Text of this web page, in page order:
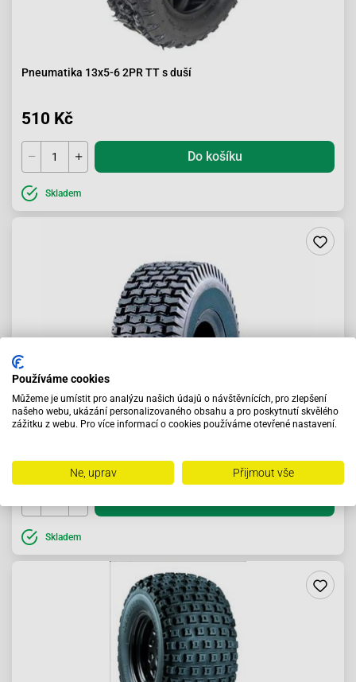
Pneumatika 13x5-6 2PR TT s duší
510 Kč
Do košíku
Skladem
Pneumatika 13x5-6 4PR S365
510 Kč
Skladem
Používáme cookies
Můžeme je umístit pro analýzu našich údajů o návštěvnících, pro zlepšení
našeho webu, ukázání personalizovaného obsahu a pro poskytnutí skvělého
zážitku z webu. Pro více informací o cookies používáme otevřené nastavení.
Ne, uprav Přijmout vše